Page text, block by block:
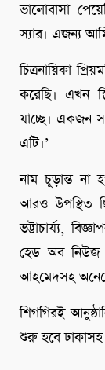
ভালোবাসা
স্যার। এজন্য
চিত্রনায়িকা
করেছি। এখন
যাচ্ছে। একজন
এটি।’
নাম চূড়ান্ত না
আরও উপস্থিত
ভট্টাচার্য্য,
হেড অব নিউজ
আহমেদসহ
শিগগিরই
শুরু হবে ঢাকাসহ